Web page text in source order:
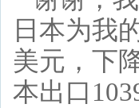
日本为我
美元，下
本出口